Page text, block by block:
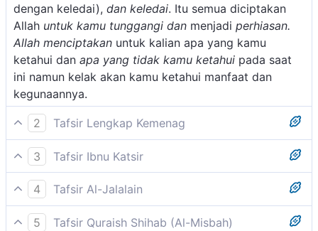
dengan keledai), dan keledai. Itu semua diciptakan
Allah untuk kamu tunggangi dan menjadi perhiasan.
Allah menciptakan untuk kalian apa yang kamu
ketahui dan apa yang tidak kamu ketahui pada saat
ini namun kelak akan kamu ketahui manfaat dan
kegunaannya.
2
Tafsir Lengkap Kemenag
Selanjutnya, Allah swt menyebutkan beberapa
binatang ternak lainnya yang bermanfaat bagi
kehidupan manusia, yaitu Allah menciptakan kuda,
bagal, dan keledai untuk dikendarai dan dijadikan
sebagai binatang pelihara-an yang menyenangkan.
3
Tafsir Ibnu Katsir
Jenis hewan lain yang diciptakan oleh Allah Swt. buat
hamba-hamba-Nya sebagai anugerah-Nya buat
mereka ialah kuda, bagal, dan keledai yang dapat
4
Tafsir Al-Jalalain
(Dan) Dia telah menciptakan (kuda, bighal dan
5 Tafsir Quraish Shihab (Al-Misbah)